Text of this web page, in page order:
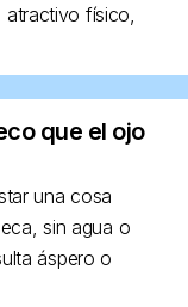
físico,
que el ojo
una cosa
sin agua o
áspero o